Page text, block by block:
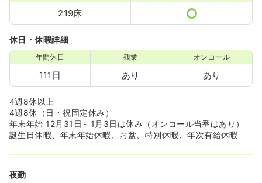
219床
休日・休暇詳細
年間休日
111日
残業
あり
オンコール
あり
4週8休以上
4週8休（日・祝固定休み）
年末年始 12月31日～1月3日は休み（オンコール当番はあり）
誕生日休暇、年末年始休暇、お盆、特別休暇、年次有給休暇
夜勤